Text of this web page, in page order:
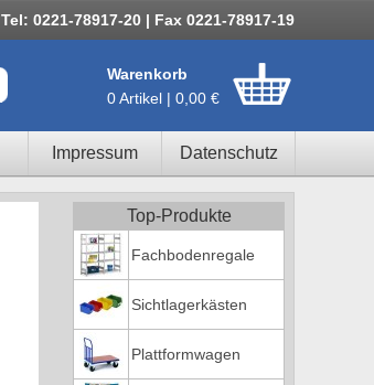
Tel: 0221-78917-20 | Fax 0221-78917-19
Warenkorb
0 Artikel | 0,00 €
Impressum Datenschutz
Top-Produkte
Fachbodenregale
Sichtlagerkästen
Plattformwagen